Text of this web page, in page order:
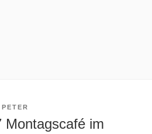
PETER
Montagscafé im